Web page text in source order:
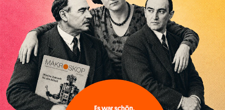
Anmelden
Passwort vergessen?
Code einlösen
Lesezeichen
Aktuelle Ausgabe
Themenhefte
Spotlight